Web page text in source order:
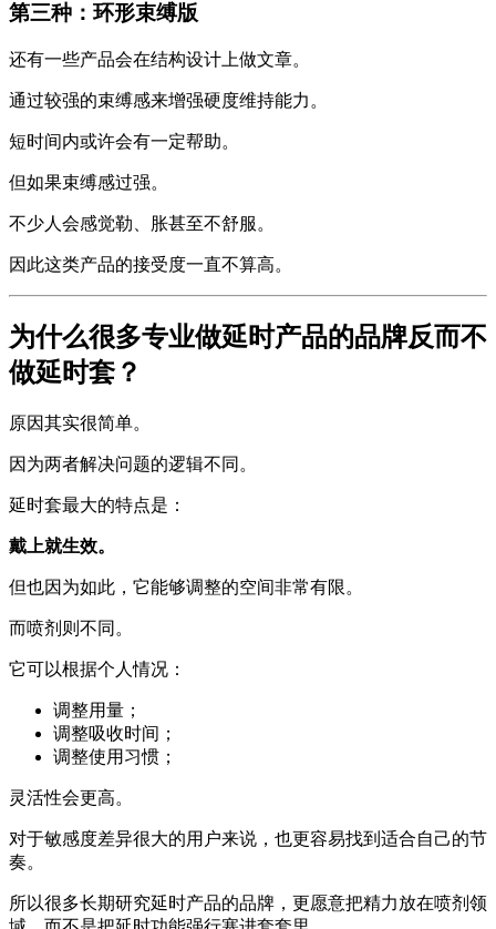
第三种：环形束缚版
还有一些产品会在结构设计上做文章。
通过较强的束缚感来增强硬度维持能力。
短时间内或许会有一定帮助。
但如果束缚感过强。
不少人会感觉勒、胀甚至不舒服。
因此这类产品的接受度一直不算高。
为什么很多专业做延时产品的品牌反而不
做延时套？
原因其实很简单。
因为两者解决问题的逻辑不同。
延时套最大的特点是：
戴上就生效。
但也因为如此，它能够调整的空间非常有限。
而喷剂则不同。
它可以根据个人情况：
调整用量；
调整吸收时间；
调整使用习惯；
灵活性会更高。
对于敏感度差异很大的用户来说，也更容易找到适合自己的节
奏。
所以很多长期研究延时产品的品牌，更愿意把精力放在喷剂领